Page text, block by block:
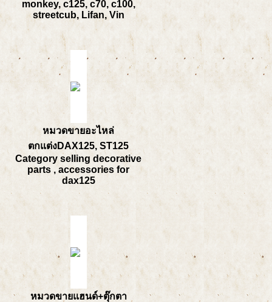
monkey, c125, c70, c100,
streetcub, Lifan, Vin
หมวดขายอะไหล่
ตกแต่งDAX125, ST125
Category selling decorative
parts , accessories for
dax125
หมวดขายแฮนด์+ตุ๊กตา